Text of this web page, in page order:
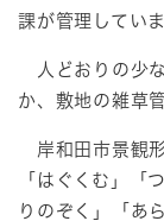
課が管理していま
人どおりの少
か、敷地の雑草
岸和田市景観
「はぐくむ」「
りのぞく」「あ